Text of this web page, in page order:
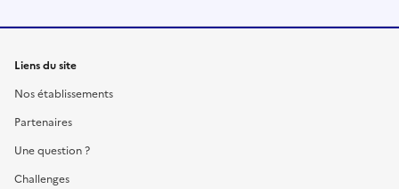
Liens du site
Nos établissements
Partenaires
Une question ?
Challenges